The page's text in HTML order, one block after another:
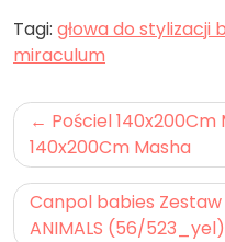
Tagi: głowa do stylizacji
miraculum
Nawigacja
wpisu
Pościel 140x200Cm
140x200Cm Masha
Canpol babies
ANIMALS (56/523_yel)